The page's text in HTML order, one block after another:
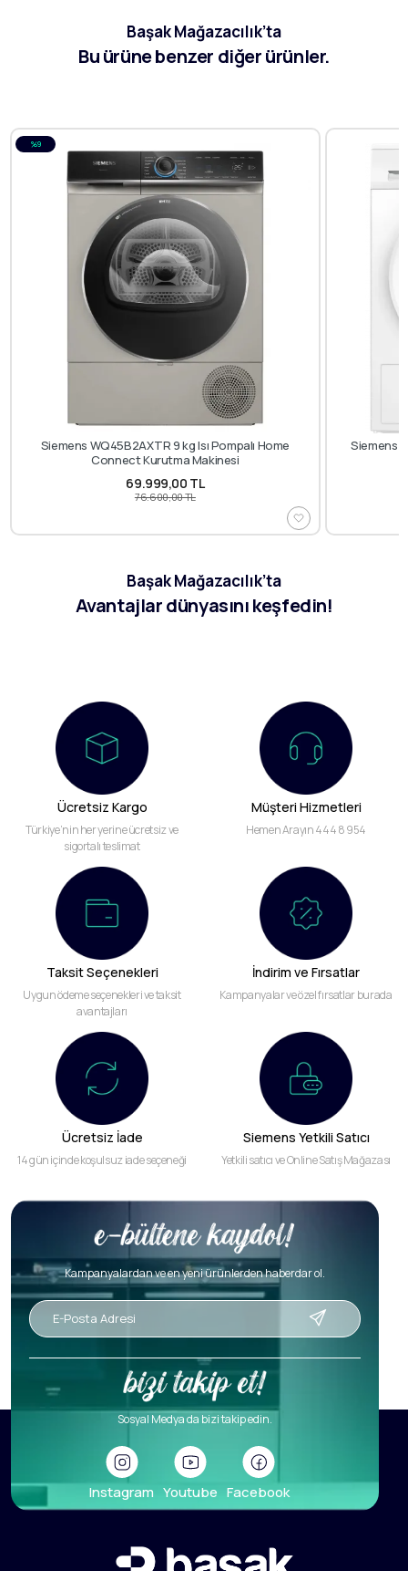
Başak Mağazacılık’ta
Bu ürüne benzer diğer ürünler.
%9
Siemens WQ45B2AXTR 9 kg Isı Pompalı Home
Connect Kurutma Makinesi
69.999,00 TL
76.600,00 TL
Siemens
Başak Mağazacılık’ta
Avantajlar dünyasını keşfedin!
Ücretsiz Kargo
Türkiye’nin her yerine ücretsiz ve
sigortalı teslimat
Müşteri Hizmetleri
Hemen Arayın 444 8 954
Taksit Seçenekleri
Uygun ödeme seçenekleri ve taksit
avantajları
İndirim ve Fırsatlar
Kampanyalar ve özel fırsatlar burada
Ücretsiz İade
14 gün içinde koşulsuz iade seçeneği
Siemens Yetkili Satıcı
Yetkili satıcı ve Online Satış Mağazası
Kampanyalardan ve en yeni ürünlerden haberdar ol.
Sosyal Medya da bizi takip edin.
Instagram Youtube Facebook